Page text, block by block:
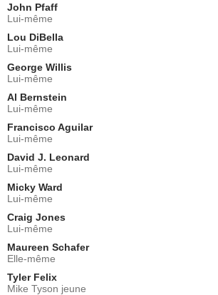
John Pfaff
Lui-même
Lou DiBella
Lui-même
George Willis
Lui-même
Al Bernstein
Lui-même
Francisco Aguilar
Lui-même
David J. Leonard
Lui-même
Micky Ward
Lui-même
Craig Jones
Lui-même
Maureen Schafer
Elle-même
Tyler Felix
Mike Tyson jeune